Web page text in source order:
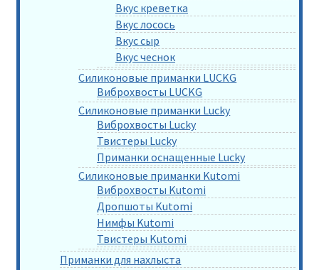
Вкус креветка
Вкус лосось
Вкус сыр
Вкус чеснок
Силиконовые приманки LUCKG
Виброхвосты LUCKG
Силиконовые приманки Lucky
Виброхвосты Lucky
Твистеры Lucky
Приманки оснащенные Lucky
Силиконовые приманки Kutomi
Виброхвосты Kutomi
Дропшоты Kutomi
Нимфы Kutomi
Твистеры Kutomi
Приманки для нахлыста